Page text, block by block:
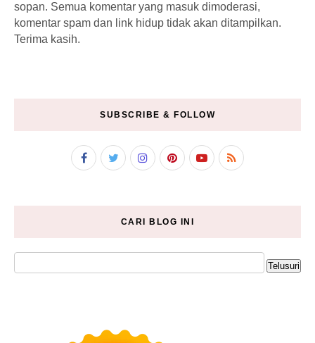
sopan. Semua komentar yang masuk dimoderasi,
komentar spam dan link hidup tidak akan ditampilkan.
Terima kasih.
SUBSCRIBE & FOLLOW
CARI BLOG INI